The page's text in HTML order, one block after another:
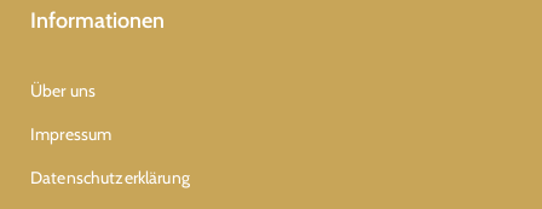
Informationen
Über uns
Impressum
Datenschutzerklärung